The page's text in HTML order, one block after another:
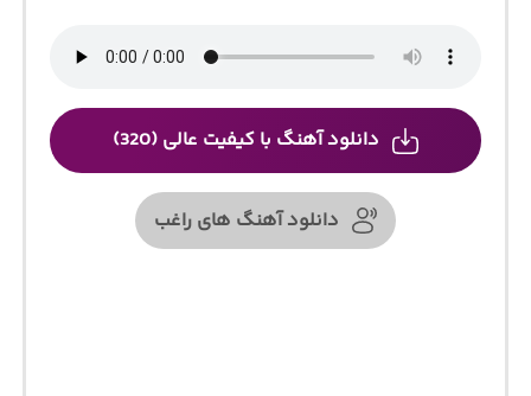
دانلود آهنگ با کیفیت عالی (320)
دانلود آهنگ های راغب